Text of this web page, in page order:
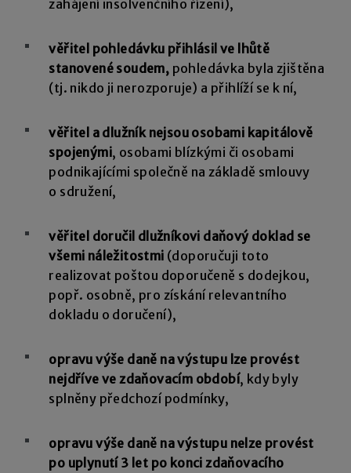
zahájení insolvenčního řízení),
věřitel pohledávku přihlásil ve lhůtě
stanovené soudem, pohledávka byla zjištěna
(tj. nikdo ji nerozporuje) a přihlíží se k ní,
věřitel a dlužník nejsou osobami kapitálově
spojenými, osobami blízkými či osobami
podnikajícími společně na základě smlouvy
o sdružení,
věřitel doručil dlužníkovi daňový doklad se
všemi náležitostmi (doporučuji toto
realizovat poštou doporučeně s dodejkou,
popř. osobně, pro získání relevantního
dokladu o doručení),
opravu výše daně na výstupu lze provést
nejdříve ve zdaňovacím období, kdy byly
splněny předchozí podmínky,
opravu výše daně na výstupu nelze provést
po uplynutí 3 let po konci zdaňovacího